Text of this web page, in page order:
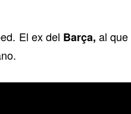
El ex del Barça, al que